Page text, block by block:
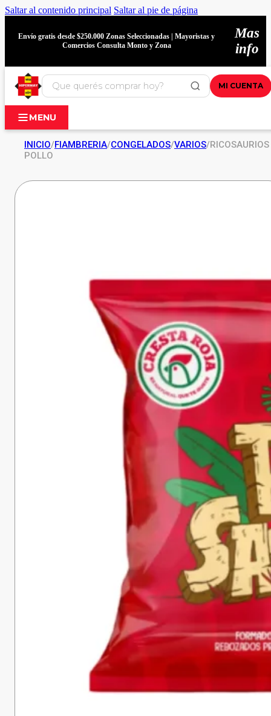
Saltar al contenido principal Saltar al pie de página
Envío gratis desde $250.000 Zonas Seleccionadas | Mayoristas y
Comercios Consulta Monto y Zona
Mas
info
MI CUENTA
MENU
INICIO/FIAMBRERIA/CONGELADOS/VARIOS/RICOSAURIOS
POLLO